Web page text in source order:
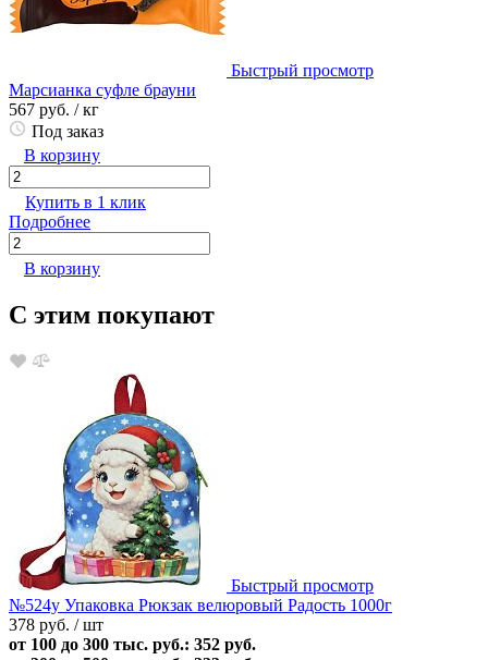
Быстрый просмотр
Марсианка суфле брауни
567 руб. / кг
Под заказ
В корзину
Купить в 1 клик
Подробнее
В корзину
С этим покупают
Быстрый просмотр
№524у Упаковка Рюкзак велюровый Радость 1000г
378 руб. / шт
от 100 до 300 тыс. руб.: 352 руб.